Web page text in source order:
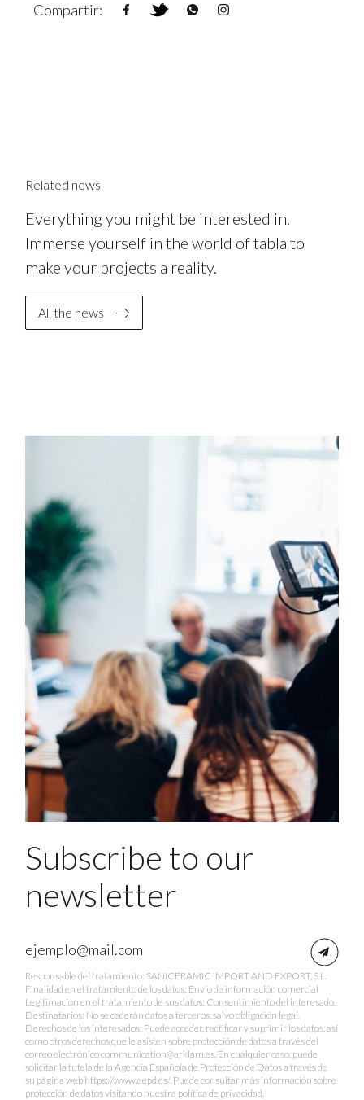
Compartir:
Related news
Everything you might be interested in.
Immerse yourself in the world of tabla to
make your projects a reality.
All the news
Subscribe to our
newsletter
Responsable del tratamiento: SANICERAMIC IMPORT AND EXPORT, S.L.
Finalidad en el tratamiento de los datos: Envío de información comercial
Legitimación en el tratamiento de sus datos: Consentimiento del interesado.
Destinatarios: No se cederán datos a terceros, salvo obligación legal.
Derechos de los interesados: Puede acceder, rectificar y suprimir los datos, así
como otros derechos que le asisten sobre protección de datos a través del
correo electrónico communication@arklam.es. En cualquier caso, puede
solicitar la tutela de la Agencia Española de Protección de Datos a través de
su página web https://www.aepd.es/. Puede consultar más información sobre
protección de datos visitando nuestra política de privacidad.